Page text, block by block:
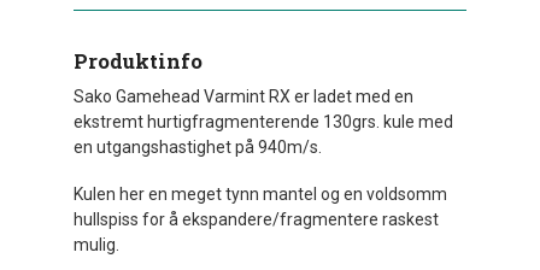
Produktinfo
Sako Gamehead Varmint RX er ladet med en
ekstremt hurtigfragmenterende 130grs. kule med
en utgangshastighet på 940m/s.
Kulen her en meget tynn mantel og en voldsomm
hullspiss for å ekspandere/fragmentere raskest
mulig.